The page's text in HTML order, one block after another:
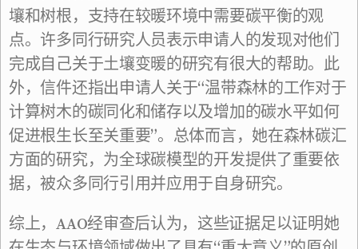
壤和树根，支持在较暖环境中需要碳平衡的观
点。许多同行研究人员表示申请人的发现对他们
完成自己关于土壤变暖的研究有很大的帮助。此
外，信件还指出申请人关于“温带森林的工作对于
计算树木的碳同化和储存以及增加的碳水平如何
促进根生长至关重要”。总体而言，她在森林碳汇
方面的研究，为全球碳模型的开发提供了重要依
据，被众多同行引用并应用于自身研究。
综上，AAO经审查后认为，这些证据足以证明她